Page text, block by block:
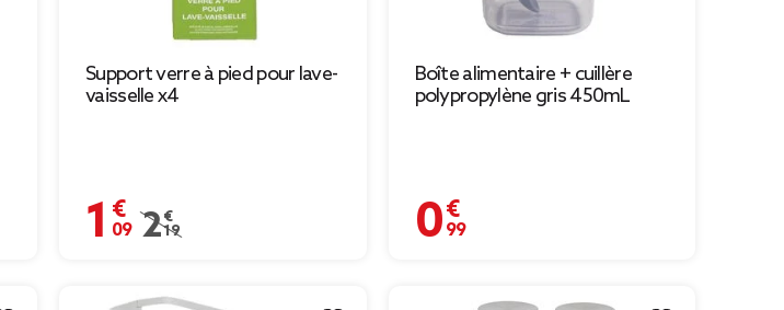
Support verre à pied pour lave-
vaisselle x4
1,09 €
Prix remisé de 2,19 € à 1,09 €
2,19 €
Boîte alimentaire + cuillère
polypropylène gris 450mL
0,99 €